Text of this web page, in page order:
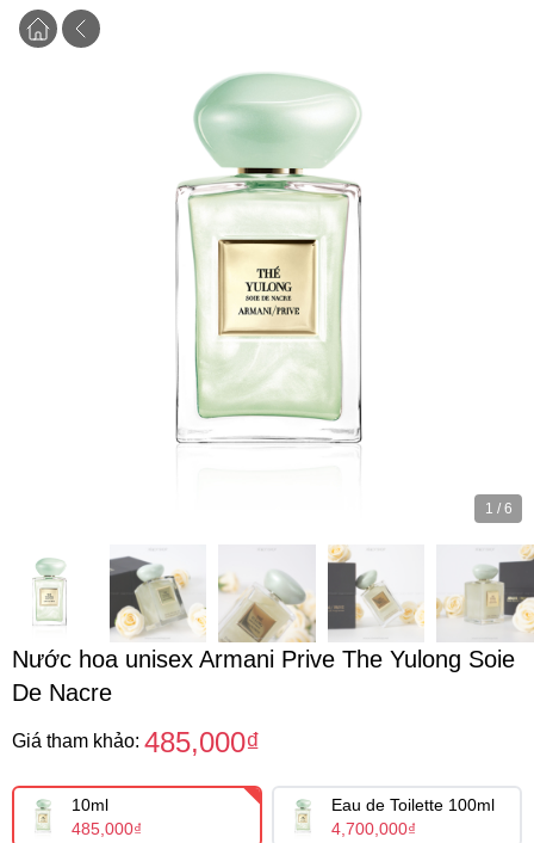
1 / 6
Nước hoa unisex Armani Prive The Yulong Soie
De Nacre
Giá tham khảo: 485,000₫
10ml
485,000₫
Eau de Toilette 100ml
4,700,000₫